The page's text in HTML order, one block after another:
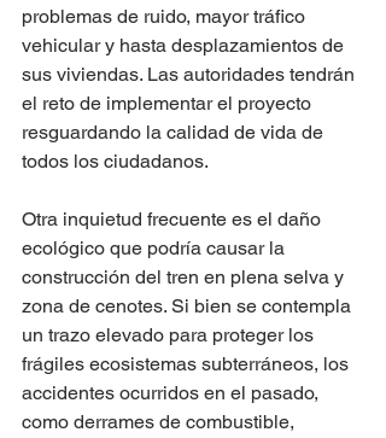
problemas de ruido, mayor tráfico
vehicular y hasta desplazamientos de
sus viviendas. Las autoridades tendrán
el reto de implementar el proyecto
resguardando la calidad de vida de
todos los ciudadanos.
Otra inquietud frecuente es el daño
ecológico que podría causar la
construcción del tren en plena selva y
zona de cenotes. Si bien se contempla
un trazo elevado para proteger los
frágiles ecosistemas subterráneos, los
accidentes ocurridos en el pasado,
como derrames de combustible,